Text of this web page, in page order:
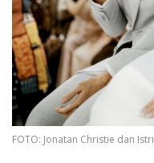
FOTO: Jonatan Christie dan Istri